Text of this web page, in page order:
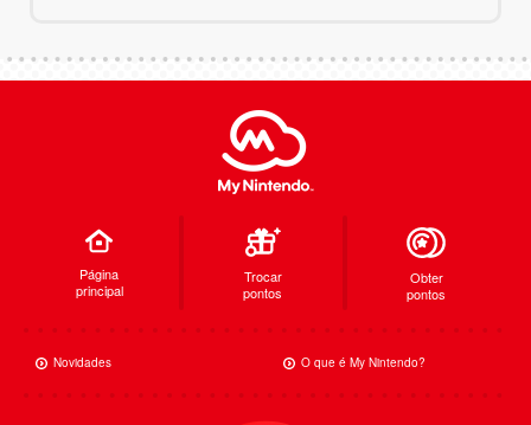
Página
principal
Trocar
pontos
Obter
pontos
Novidades O que é My Nintendo?